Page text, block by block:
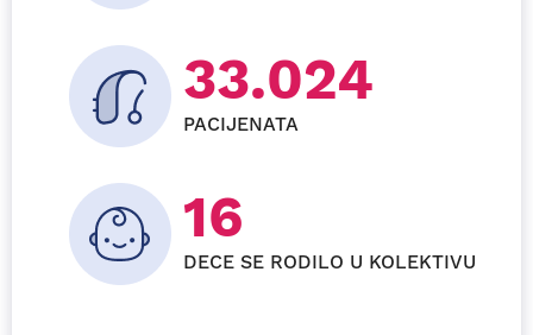
57.792
PACIJENATA
27+
DECE SE RODILO U KOLEKTIVU